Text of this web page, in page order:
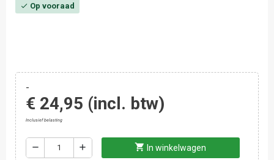
check Op vooraad
-
€ 24,95 (incl. btw)
Inclusief belasting
remove add shopping_cart In winkelwagen